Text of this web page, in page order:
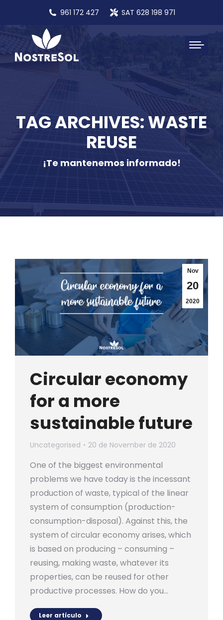
961 172 427 SAT 628 198 971
TAG ARCHIVES: WASTE
REUSE
¡Te mantenemos informado!
Nov
20
2020
Circular economy
for a more
sustainable future
Uncategorised 20 de November de 2020
One of the biggest environmental
problems we have today is the incessant
production of waste, typical of the linear
system of consumption (production-
consumption-disposal). Against this, the
system of circular economy arises, which
is based on producing – consuming –
reusing, making waste, whatever its
properties, can be reused for other
productive processes. How do you…
Leer artículo